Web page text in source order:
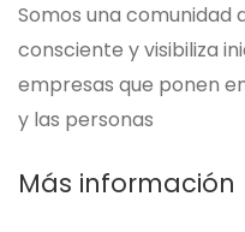
Somos una comunidad
consciente y visibiliza
empresas que ponen
y las personas
Más información